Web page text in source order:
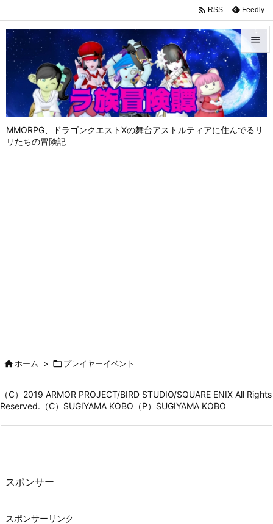
MMORPG、ドラゴンクエストⅩの舞台アストルティアに住んでるリ
リたちの冒険記


メニュ

サイド

 RSS Feedly
ホーム > プレイヤーイベント
（C）2019 ARMOR PROJECT/BIRD STUDIO/SQUARE ENIX All Rights
Reserved.（C）SUGIYAMA KOBO（P）SUGIYAMA KOBO
スポンサー
スポンサーリンク